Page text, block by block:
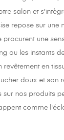
salon et
repose sur une
procurent une
ou les instants
en
doux et son
sur nos produits
comme